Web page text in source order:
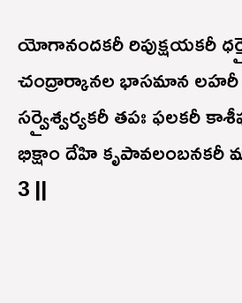
యోగానందకరీ రిపుక్షయకరీ
చంద్రార్కానల భాసమాన లహరీ
సర్వైశ్వర్యకరీ తపః ఫలకరీ
భిక్షాం దేహి కృపావలంబనకరీ
3 ||